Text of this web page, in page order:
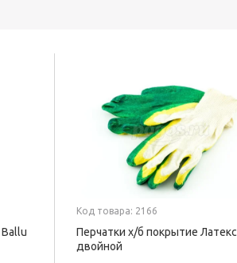
Код товара: 2166
Перчатки х/б покрытие Латекс
двойной